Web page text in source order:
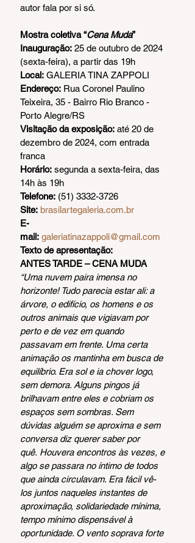
autor fala por si só.
Mostra coletiva “Cena Muda”
Inauguração: 25 de outubro de 2024
(sexta-feira), a partir das 19h
Local: GALERIA TINA ZAPPOLI
Endereço: Rua Coronel Paulino
Teixeira, 35 - Bairro Rio Branco -
Porto Alegre/RS
Visitação da exposição: até 20 de
dezembro de 2024, com entrada
franca
Horário: segunda a sexta-feira, das
14h às 19h
Telefone: (51) 3332-3726
Site: brasilartegaleria.com.br
E-
mail: galeriatinazappoli@gmail.com
Texto de apresentação:
ANTES TARDE – CENA MUDA
“Uma nuvem paira imensa no
horizonte! Tudo parecia estar ali: a
árvore, o edifício, os homens e os
outros animais que vigiavam por
perto e de vez em quando
passavam em frente. Uma certa
animação os mantinha em busca de
equilíbrio. Era sol e ia chover logo,
sem demora. Alguns pingos já
brilhavam entre eles e cobriam os
espaços sem sombras. Sem
dúvidas alguém se aproxima e sem
conversa diz querer saber por
quê. Houvera encontros às vezes, e
algo se passara no íntimo de todos
que ainda circulavam. Era fácil vê-
los juntos naqueles instantes de
aproximação, solidariedade mínima,
tempo mínimo dispensável à
oportunidade. O vento soprava forte